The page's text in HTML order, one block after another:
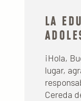
LA
¡Hola,
lugar,
Cereda